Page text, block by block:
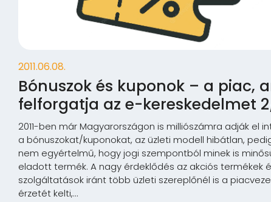
2011.06.08.
Bónuszok és kuponok – a piac,
felforgatja az e-kereskedelmet
2011-ben már Magyarországon is milliószámra adják el
a bónuszokat/kuponokat, az üzleti modell hibátlan,
nem egyértelmű, hogy jogi szempontból minek is
eladott termék. A nagy érdeklődés az akciós termékek
szolgáltatások iránt több üzleti szereplőnél is a
érzetét kelti,...